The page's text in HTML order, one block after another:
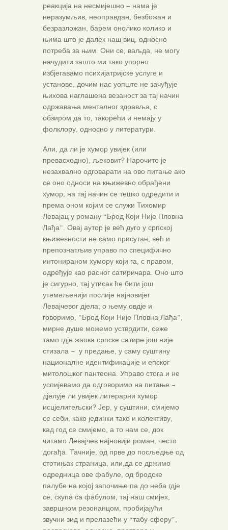
реакција на несмијешно – нама је
неразумљив, неоправдан, безбожан и
безразложан, барем онолико колико и
њима што је далек наш виц, односно
потреба за њим. Они се, ваљда, не могу
начудити зашто ми тако упорно
избјегавамо психијатријске услуге и
установе, дочим нас уопште не зачуђује
њихова наглашена везаност за тај начин
одржавања менталног здравља, с
обзиром да то, такорећи и немају у
фолклору, односно у литератури.
Али, да ли је хумор увијек (или
превасходно), љековит? Нарочито је
незахвално одговарати на ово питање ако
се оно односи на књижевно обрађени
хумор; на тај начин се тешко одредити и
према оном којим се служи Тихомир
Левајац у роману “Брод Који Није Пловна
Лађа”. Овај аутор је већ дуго у српској
књижевности не само присутан, већ и
препознатљив управо по специфично
интонираном хумору који га, с правом,
одређује као расног сатиричара. Оно што
је сигурно, тај утисак ће бити још
утемељенији послије најновијег
Левајчевог дјела; о њему овдје и
говоримо, ”Брод Који Није Пловна Лађа”,
мирне душе можемо устврдити, сеже
тамо гдје жаока српске сатире још није
стизала – у предање, у саму суштину
националне идентификације и епског
митолошког пантеона. Управо стога и не
успијевамо да одговоримо на питање –
дјелује ли увијек литерарни хумор
исцјелитељски? Јер, у суштини, смијемо
се себи, како јединки тако и колективу,
кад год се смијемо, а то нам се, док
читамо Левајчев најновији роман, често
догађа. Тачније, од прве до посљедње од
стотињак страница, или,да се држимо
одредница ове фабуле, од бродске
палубе на којој започиње па до неба гдје
се, скупа са фабулом, тај наш смијех,
завршном резонанцом, пробијајући
звучни зид и прелазећи у “табу-сферу”,